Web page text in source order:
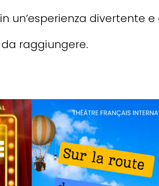
un’esperienza divertente e
raggiungere.